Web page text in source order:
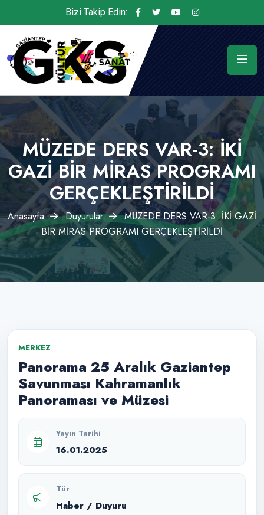
Bizi Takip Edin:
MÜZEDE DERS VAR-3: İKİ
GAZİ BİR MİRAS PROGRAMI
GERÇEKLEŞTİRİLDİ
Anasayfa Duyurular
MÜZEDE DERS VAR-3: İKİ GAZİ
BİR MİRAS PROGRAMI GERÇEKLEŞTİRİLDİ
MERKEZ
Panorama 25 Aralık Gaziantep
Savunması Kahramanlık
Panoraması ve Müzesi
Yayın Tarihi
16.01.2025
Tür
Haber / Duyuru